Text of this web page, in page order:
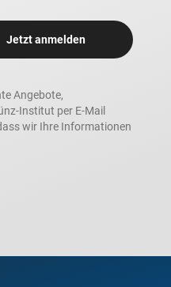
Jetzt anmelden
Angebote,
Institut per E-Mail
wir Ihre Informationen